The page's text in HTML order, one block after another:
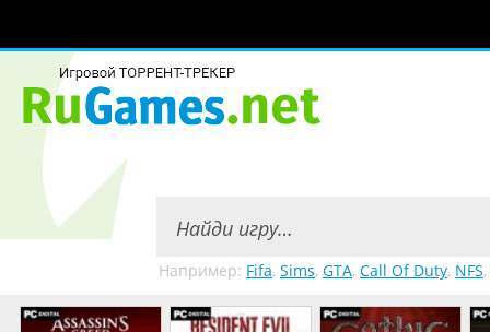
Например: Fifa, Sims, GTA, Call Of Duty, NFS,